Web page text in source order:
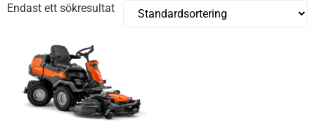
Endast ett sökresultat